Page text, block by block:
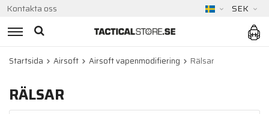
Kontakta oss SEK
Startsida Airsoft Airsoft vapenmodifiering Rälsar
RÄLSAR